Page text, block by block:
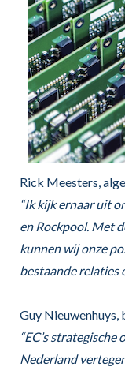
Rick Meesters,
“Ik kijk ernaar uit
en Rockpool. Met
kunnen wij onze
bestaande relaties
Guy
“EC’s
Nederland